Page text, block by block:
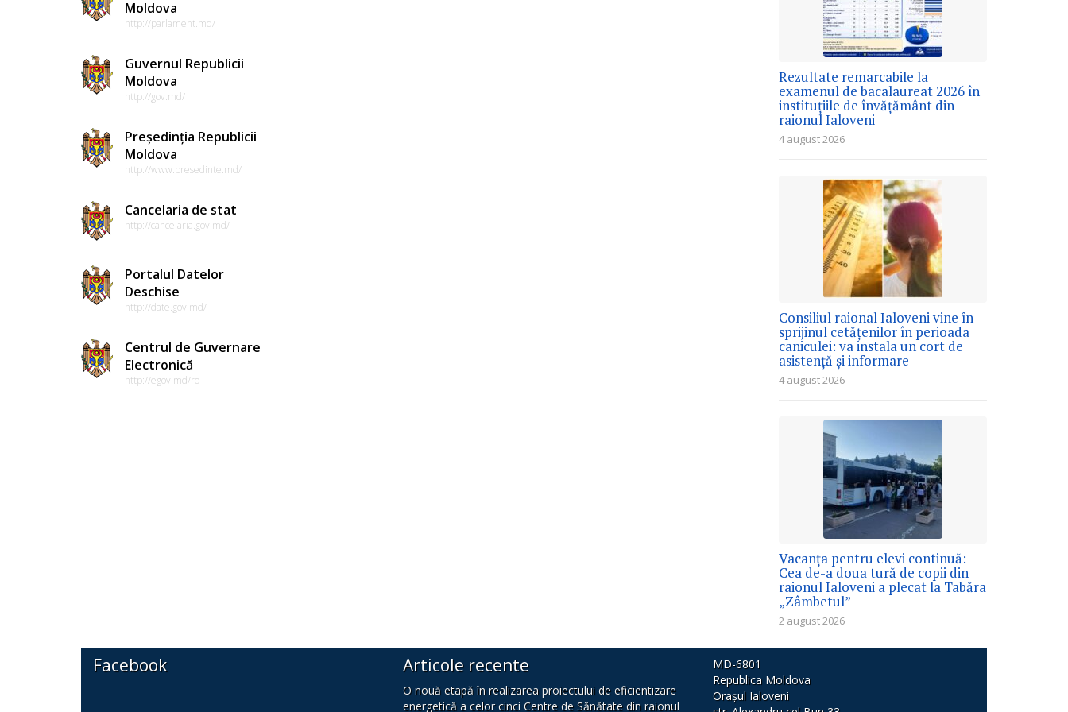
Moldova
http://parlament.md/
Guvernul Republicii
Moldova
http://gov.md/
Președinția Republicii
Moldova
http://www.presedinte.md/
Cancelaria de stat
http://cancelaria.gov.md/
Portalul Datelor
Deschise
http://date.gov.md/
Centrul de Guvernare
Electronică
http://egov.md/ro
Rezultate remarcabile la
examenul de bacalaureat 2026 în
instituțiile de învățământ din
raionul Ialoveni
4 august 2026
Consiliul raional Ialoveni vine în
sprijinul cetățenilor în perioada
caniculei: va instala un cort de
asistență și informare
4 august 2026
Vacanța pentru elevi continuă:
Cea de-a doua tură de copii din
raionul Ialoveni a plecat la Tabăra
„Zâmbetul”
2 august 2026
Facebook Articole recente
O nouă etapă în realizarea proiectului de eficientizare
energetică a celor cinci Centre de Sănătate din raionul
MD-6801
Republica Moldova
Orașul Ialoveni